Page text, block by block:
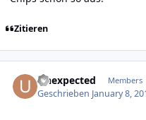
Zitieren
Unexpected Members
Geschrieben January 8,